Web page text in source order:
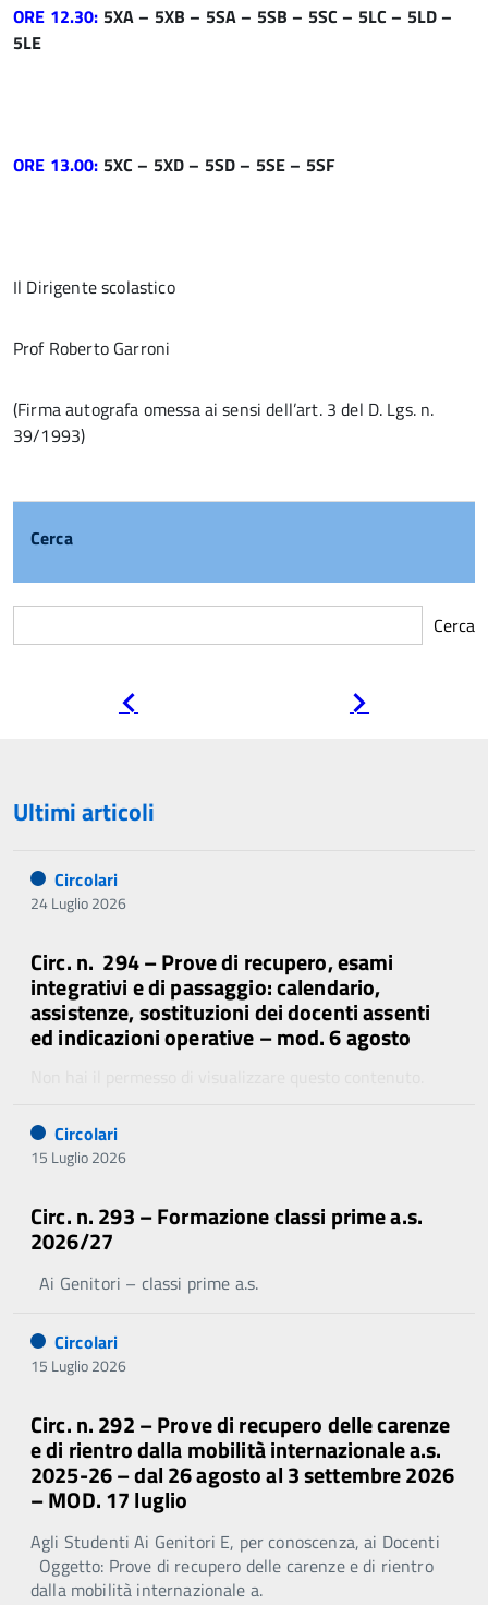
ORE 12.30: 5XA – 5XB – 5SA – 5SB – 5SC – 5LC – 5LD –
5LE
ORE 13.00: 5XC – 5XD – 5SD – 5SE – 5SF
Il Dirigente scolastico
Prof Roberto Garroni
(Firma autografa omessa ai sensi dell’art. 3 del D. Lgs. n.
39/1993)
Cerca
Cerca
Ultimi articoli
Circolari
24 Luglio 2026
Circ. n. 294 – Prove di recupero, esami
integrativi e di passaggio: calendario,
assistenze, sostituzioni dei docenti assenti
ed indicazioni operative – mod. 6 agosto
Circolari
15 Luglio 2026
Circ. n. 293 – Formazione classi prime a.s.
2026/27
Ai Genitori – classi prime a.s.
Circolari
15 Luglio 2026
Circ. n. 292 – Prove di recupero delle carenze
e di rientro dalla mobilità internazionale a.s.
2025-26 – dal 26 agosto al 3 settembre 2026
– MOD. 17 luglio
Agli Studenti Ai Genitori E, per conoscenza, ai Docenti
Oggetto: Prove di recupero delle carenze e di rientro
dalla mobilità internazionale a.